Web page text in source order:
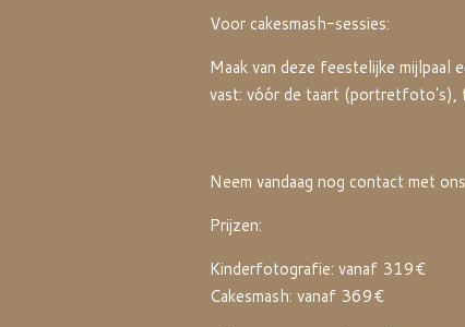
Voor cakesmash-sessies:
Maak van deze feestelijke mijlpaal
vast: vóór de taart (portretfoto's),
Neem vandaag nog contact met
Prijzen:
Kinderfotografie: vanaf 319€
Cakesmash: vanaf 369€